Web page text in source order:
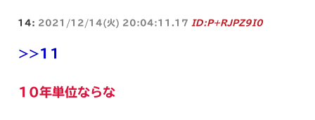
14: 2021/12/14(火) 20:04:11.17 ID:P+RJPZ9I0
>>11
10年単位ならな